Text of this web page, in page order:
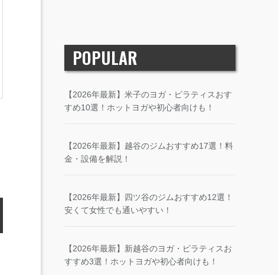
POPULAR
【2026年最新】米子のヨガ・ピラティスおす
すめ10選！ホットヨガや初心者向けも！
【2026年最新】越谷のジムおすすめ17選！料
金・設備を解説！
【2026年最新】四ツ谷のジムおすすめ12選！
安くて女性でも通いやすい！
【2026年最新】新越谷のヨガ・ピラティスお
すすめ3選！ホットヨガや初心者向けも！